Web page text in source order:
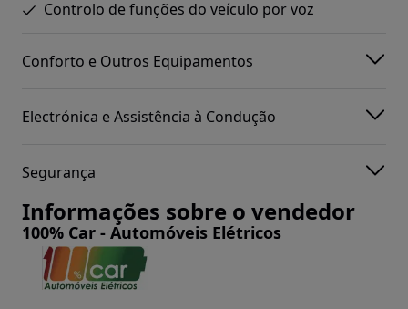
Controlo de funções do veículo por voz
Conforto e Outros Equipamentos
Electrónica e Assistência à Condução
Segurança
Informações sobre o vendedor
100% Car - Automóveis Elétricos